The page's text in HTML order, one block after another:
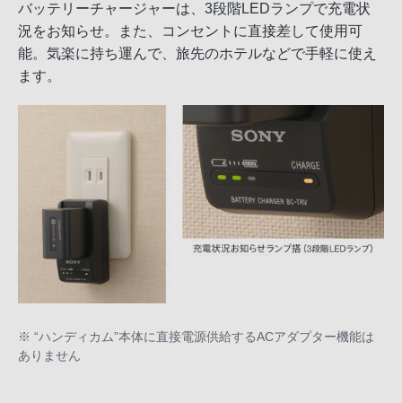
バッテリーチャージャーは、3段階LEDランプで充電状
況をお知らせ。また、コンセントに直接差して使用可
能。気楽に持ち運んで、旅先のホテルなどで手軽に使え
ます。
※ “ハンディカム”本体に直接電源供給するACアダプター機能は
ありません